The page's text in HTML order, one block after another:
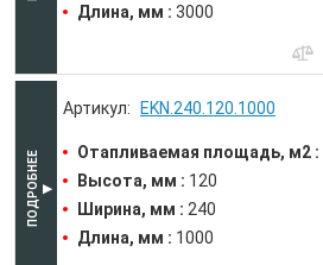
Длина, мм : 3000
EKN.240.120.1000
Отапливаемая площадь, м2 :
Высота, мм : 120
Ширина, мм : 240
Длина, мм : 1000